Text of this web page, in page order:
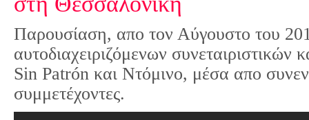
Παρουσίαση, απο τον Αύγουστο του
αυτοδιαχειριζόμενων
Sin Patrón και Ντόμινο, μέσα απο
συμμετέχοντες.